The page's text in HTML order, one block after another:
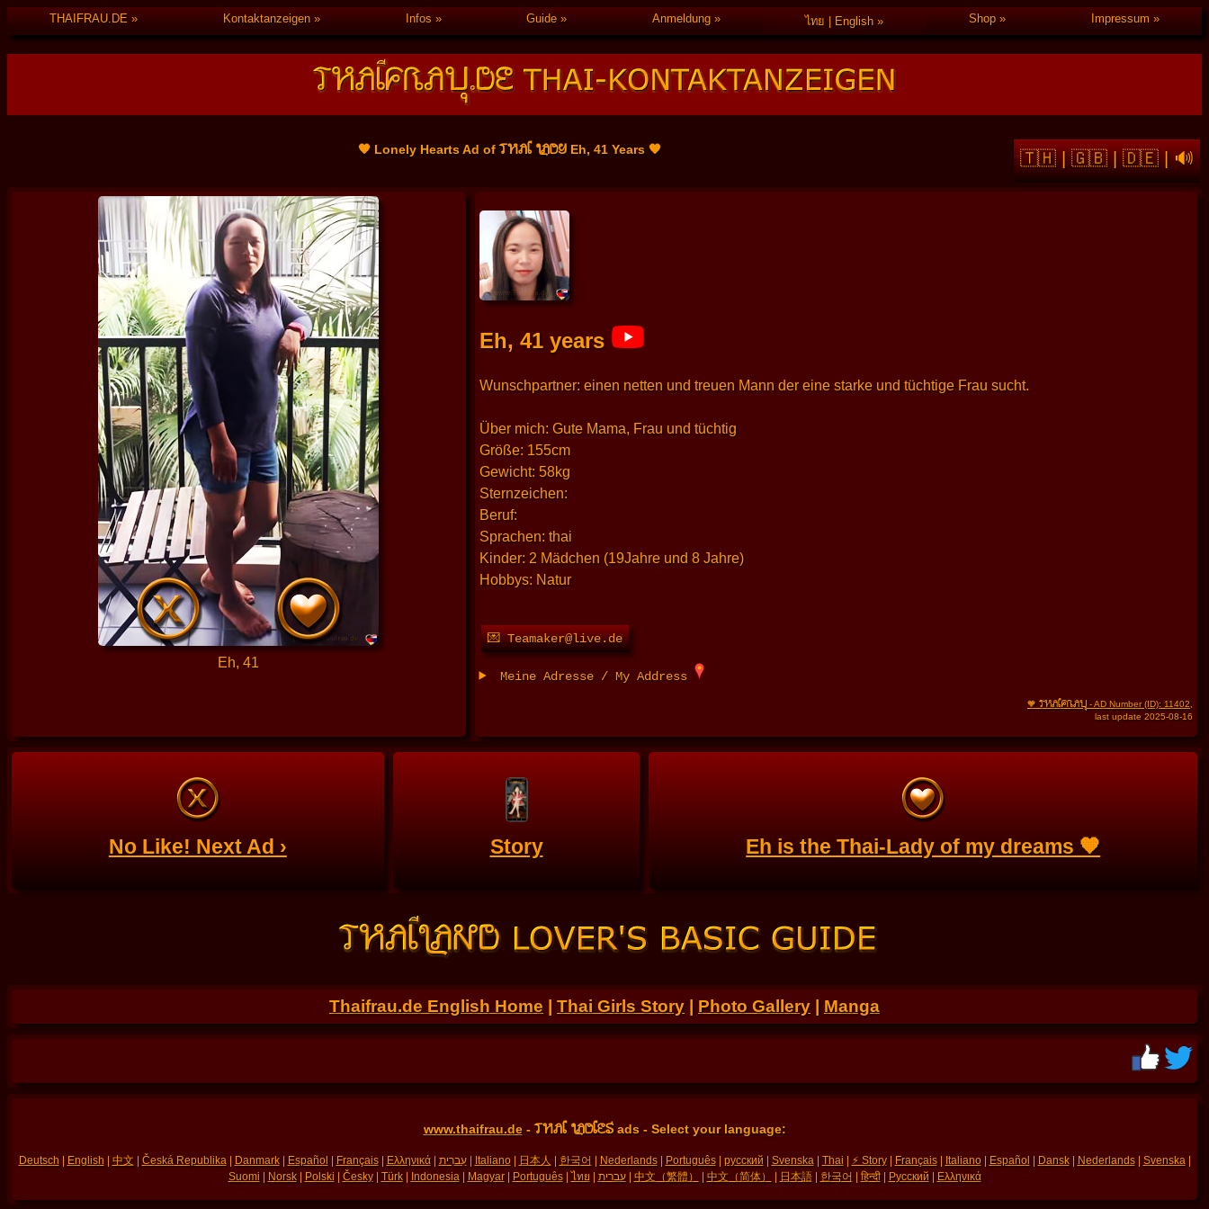
THAIFRAU.DE Kontaktanzeigen Infos Guide Anmeldung ไทย | English Shop Impressum
🇹🇭|🇬🇧|🇩🇪|🔊
🧡 Lonely Hearts Ad ofTHAI LADY Eh, 41 Years 🧡
Eh, 41
Eh, 41 years
Wunschpartner: einen netten und treuen Mann der eine starke und tüchtige Frau sucht.
Über mich: Gute Mama, Frau und tüchtig
Größe: 155cm
Gewicht: 58kg
Sternzeichen:
Beruf:
Sprachen: thai
Kinder: 2 Mädchen (19Jahre und 8 Jahre)
Hobbys: Natur
💌 Teamaker@live.de
Meine Adresse / My Address
🧡 THAIFRAU- AD Number (ID): 11402,
last update 2025-08-16
No Like! Next Ad › Story Eh is the Thai-Lady of my dreams 🧡
Thaifrau.de English Home | Thai Girls Story | Photo Gallery | Manga
www.thaifrau.de- THAI LADIESads - Select your language:
Deutsch| English| 中文 | Česká Republika| Danmark| Español| Français| Ελληνικά| עִברִית| Italiano| 日本人 | 한국어 | Nederlands| Português| русский| Svenska| Thai| ⚡ Story| Français| Italiano| Español| Dansk| Nederlands| Svenska|
Suomi| Norsk| Polski| Česky| Türk| Indonesia| Magyar| Português|ไทย| עברית| 中文（繁體） | 中文（简体） | 日本語| 한국어 | हिन्दी| Русский| Ελληνικά